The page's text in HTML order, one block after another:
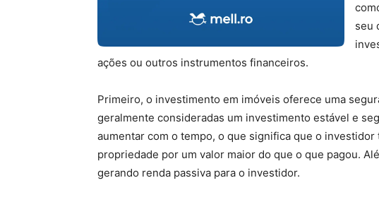
com
seu
ações ou outros instrumentos financeiros.
Primeiro, o investimento em imóveis oferece uma seg
geralmente consideradas um investimento estável e seg
aumentar com o tempo, o que significa que o investidor
propriedade por um valor maior do que o que pagou. Alé
gerando renda passiva para o investidor.